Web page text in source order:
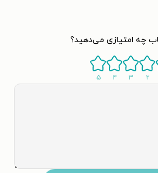
چه امتیازی می‌دهید؟
۲ ۳ ۴ ۵